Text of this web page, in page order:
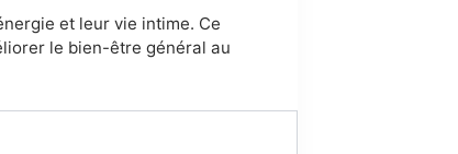
et leur vie intime. Ce
le bien-être général au